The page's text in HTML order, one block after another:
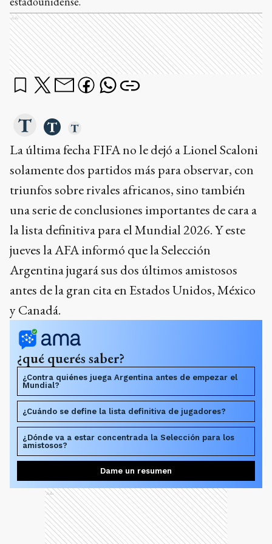
Ads
La última fecha FIFA no le dejó a Lionel Scaloni
solamente dos partidos más para observar, con
triunfos sobre rivales africanos, sino también
una serie de conclusiones importantes de cara a
la lista definitiva para el Mundial 2026. Y este
jueves la AFA informó que la Selección
Argentina jugará sus dos últimos amistosos
antes de la gran cita en Estados Unidos, México
y Canadá.
¿qué querés saber?
¿Contra quiénes juega Argentina antes de empezar el
Mundial?
¿Cuándo se define la lista definitiva de jugadores?
¿Dónde va a estar concentrada la Selección para los
amistosos?
Dame un resumen
Ads